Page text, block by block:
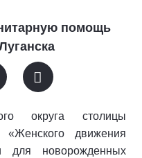
помощь
округа столицы
«Женского движения
для новорожденных